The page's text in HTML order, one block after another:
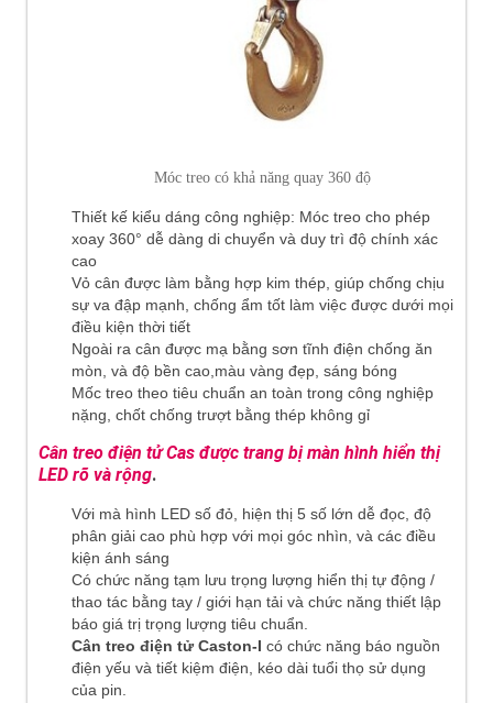
Móc treo có khả năng quay 360 độ
Thiết kế kiểu dáng công nghiệp: Móc treo cho phép
xoay 360° dễ dàng di chuyển và duy trì độ chính xác
cao
Vỏ cân được làm bằng hợp kim thép, giúp chống chịu
sự va đập mạnh, chống ẩm tốt làm việc được dưới mọi
điều kiện thời tiết
Ngoài ra cân được mạ bằng sơn tĩnh điện chống ăn
mòn, và độ bền cao,màu vàng đẹp, sáng bóng
Mốc treo theo tiêu chuẩn an toàn trong công nghiệp
nặng, chốt chống trượt bằng thép không gỉ
Cân treo điện tử Cas được trang bị màn hình hiển thị
LED rõ và rộng.
Với mà hình LED số đỏ, hiện thị 5 số lớn dễ đọc, độ
phân giải cao phù hợp với mọi góc nhìn, và các điều
kiện ánh sáng
Có chức năng tạm lưu trọng lượng hiển thị tự động /
thao tác bằng tay / giới hạn tải và chức năng thiết lập
báo giá trị trọng lượng tiêu chuẩn.
Cân treo điện tử Caston-I có chức năng báo nguồn
điện yếu và tiết kiệm điện, kéo dài tuổi thọ sử dụng
của pin.